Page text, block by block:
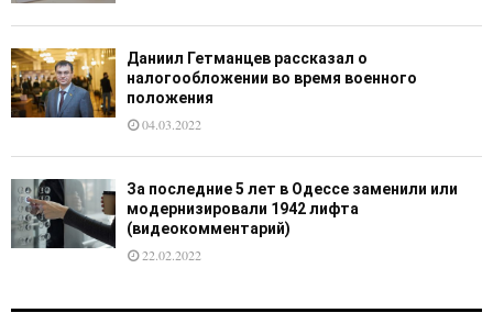
Даниил Гетманцев рассказал о
налогообложении во время военного
положения
04.03.2022
За последние 5 лет в Одессе заменили или
модернизировали 1942 лифта
(видеокомментарий)
22.02.2022